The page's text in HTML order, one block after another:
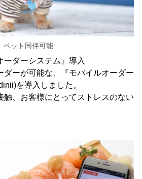
ペット同伴可能
ダーシステム』導入
ダーが可能な、『モバイルオーダー
を導入しました。
触、お客様にとってストレスのない